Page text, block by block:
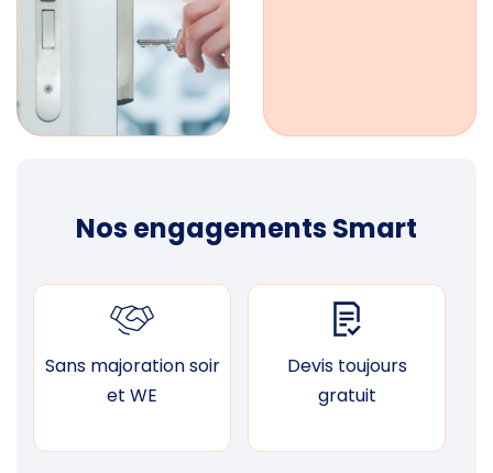
Nos engagements Smart
Sans majoration soir
et WE
Devis toujours
gratuit